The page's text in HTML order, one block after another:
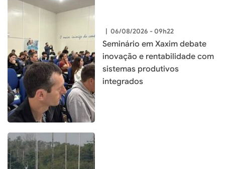
| 06/08/2026 - 09h22
Seminário em Xaxim debate
inovação e rentabilidade com
sistemas produtivos
integrados